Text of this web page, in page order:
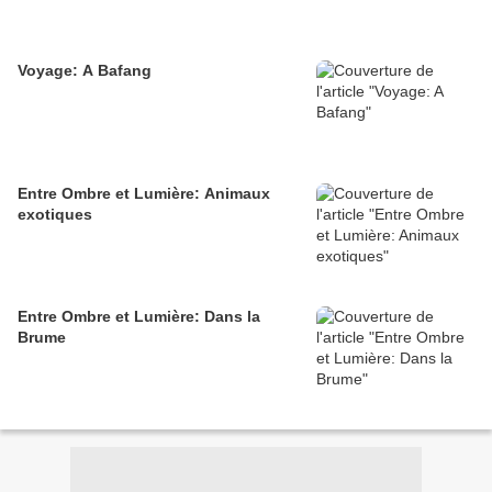
Voyage: A Bafang
Entre Ombre et Lumière: Animaux
exotiques
Entre Ombre et Lumière: Dans la
Brume